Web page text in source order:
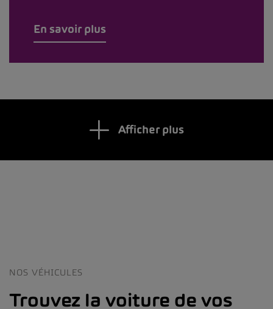
En savoir plus
Afficher plus
NOS VÉHICULES
Trouvez la voiture de vos